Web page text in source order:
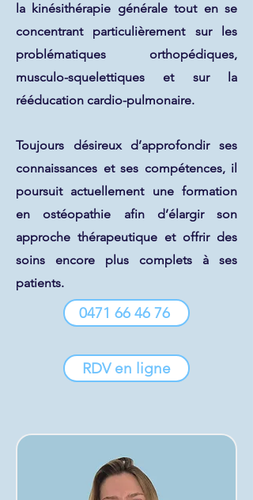
la kinésithérapie générale tout en se
concentrant particulièrement sur les
problématiques orthopédiques,
musculo-squelettiques et sur la
rééducation cardio-pulmonaire.
Toujours désireux d’approfondir ses
connaissances et ses compétences, il
poursuit actuellement une formation
en ostéopathie afin d’élargir son
approche thérapeutique et offrir des
soins encore plus complets à ses
patients.​
0471 66 46 76
RDV en ligne